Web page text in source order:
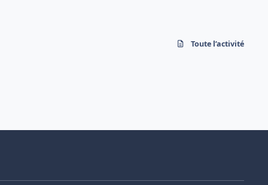
Toute l’activité